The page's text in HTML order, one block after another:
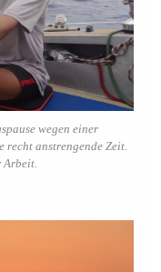
wegen einer
recht anstrengende Zeit.
Arbeit.